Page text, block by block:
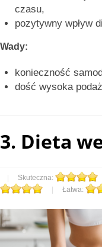
czasu,
pozytywny wpływ
Wady:
konieczność
dość wysoka
3. Dieta
| Skuteczna:
|
Łatwa: